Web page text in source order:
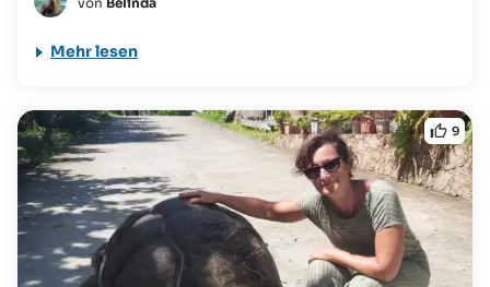
verlief alles einwandfrei...
Mehr lesen
9